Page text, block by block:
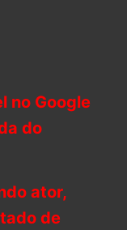
no Google
do
ator,
de